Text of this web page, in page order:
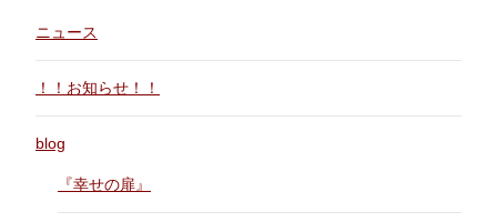
ニュース
！！お知らせ！！
blog
『幸せの扉』